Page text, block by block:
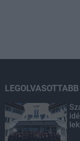
LEGOLVASOTTABB